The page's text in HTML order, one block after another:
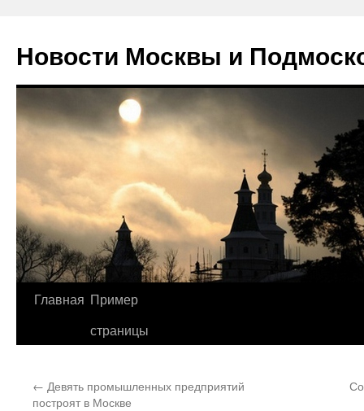
Новости Москвы и
Перейти
Главная Пример
страницы
← Девять промышленных предприятий
построят в Москве